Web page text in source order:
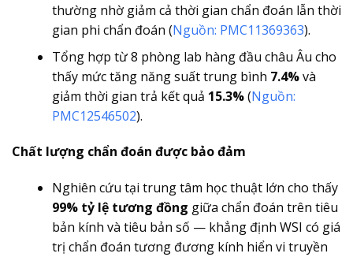
thường nhờ giảm cả thời gian chẩn đoán lẫn thời
gian phi chẩn đoán (Nguồn: PMC11369363).
Tổng hợp từ 8 phòng lab hàng đầu châu Âu cho
thấy mức tăng năng suất trung bình 7.4%và
giảm thời gian trả kết quả 15.3%(Nguồn:
PMC12546502).
Chất lượng chẩn đoán được bảo đảm
Nghiên cứu tại trung tâm học thuật lớn cho thấy
99% tỷ lệ tương đồng giữa chẩn đoán trên tiêu
bản kính và tiêu bản số — khẳng định WSI có giá
trị chẩn đoán tương đương kính hiển vi truyền